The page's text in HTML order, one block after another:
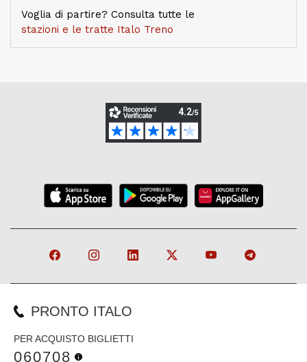
Voglia di partire? Consulta tutte le
stazioni e le tratte Italo Treno
PRONTO ITALO
PER ACQUISTO BIGLIETTI
060708